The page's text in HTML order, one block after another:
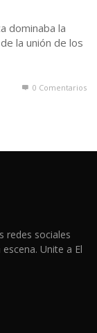
dominaba la
la unión de los
0 Comentarios
redes sociales
Unite a El